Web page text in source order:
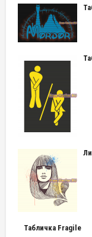
Табличка Fragile